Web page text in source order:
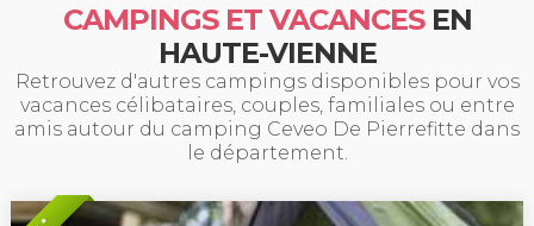
CAMPINGS ET VACANCESEN
HAUTE-VIENNE
Retrouvez d'autres campings disponibles pour vos
vacances célibataires, couples, familiales ou entre
amis autour du camping Ceveo De Pierrefitte dans
le département.